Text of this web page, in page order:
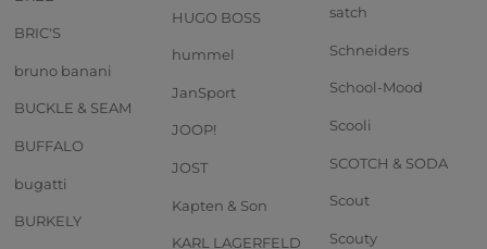
BRIC'S
bruno banani
BUCKLE & SEAM
BUFFALO
bugatti
BURKELY
HUGO BOSS
hummel
JanSport
JOOP!
JOST
Kapten & Son
KARL LAGERFELD
satch
Schneiders
School-Mood
Scooli
SCOTCH & SODA
Scout
Scouty